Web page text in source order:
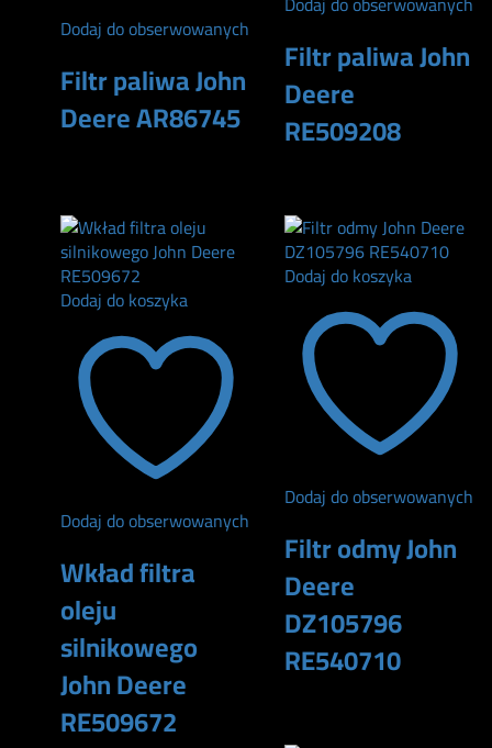
Dodaj do obserwowanych
Filtr paliwa John
Deere AR86745
Filtr paliwa John
Deere
RE509208
Dodaj do koszyka
Dodaj do obserwowanych
Wkład filtra
oleju
silnikowego
John Deere
RE509672
Dodaj do koszyka
Dodaj do obserwowanych
Filtr odmy John
Deere
DZ105796
RE540710